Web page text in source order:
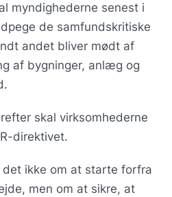
myndighederne senest i
de samfundskritiske
andet bliver mødt af
af bygninger, anlæg og
skal virksomhederne
direktivet.
ikke om at starte forfra
men om at sikre, at